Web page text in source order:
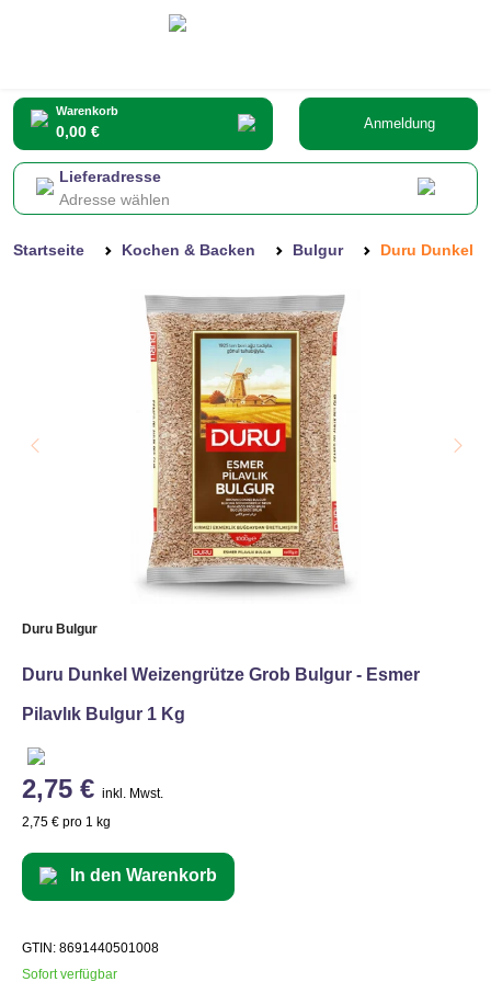
Warenkorb
0,00 € Anmeldung
Lieferadresse
Adresse wählen
Startseite Kochen & Backen Bulgur Duru Dunkel
Duru Bulgur
Duru Dunkel Weizengrütze Grob Bulgur - Esmer
Pilavlık Bulgur 1 Kg
2,75 € inkl. Mwst.
2,75 € pro 1 kg
In den Warenkorb
GTIN: 8691440501008
Sofort verfügbar